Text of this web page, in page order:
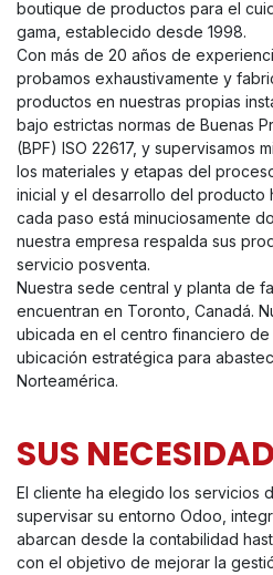
boutique de productos para el
gama, establecido desde 1998.
Con más de 20 años de
probamos exhaustivamente y
productos en nuestras propias
bajo estrictas normas de Buenas
(BPF) ISO 22617, y supervisamos
los materiales y etapas del
inicial y el desarrollo del producto
cada paso está minuciosamente
nuestra empresa respalda sus
servicio posventa.
Nuestra sede central y planta de
encuentran en Toronto, Canadá.
ubicada en el centro financiero
ubicación estratégica para
Norteamérica.
SUS
El cliente ha elegido los servicios
supervisar su entorno Odoo,
abarcan desde la contabilidad
con el objetivo de mejorar la